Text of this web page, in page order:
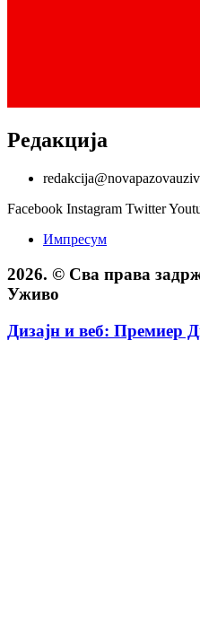
Редакција
Facebook Instagram Twitter
Импресум
2026. © Сва права
Уживо
Дизајн и веб: Премиер